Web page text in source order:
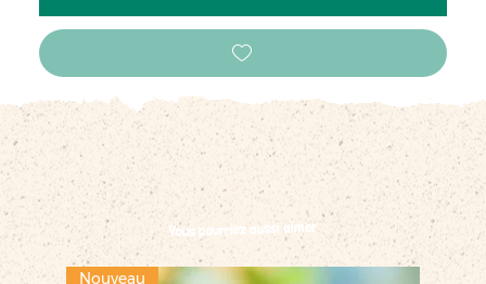
Vous pourriez aussi aimer
Nouveau